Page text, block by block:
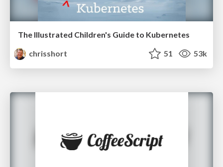
The Illustrated Children's Guide to Kubernetes
chrisshort
51 53k